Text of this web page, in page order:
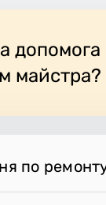
зміниться після
за
допомога
майстра?
по